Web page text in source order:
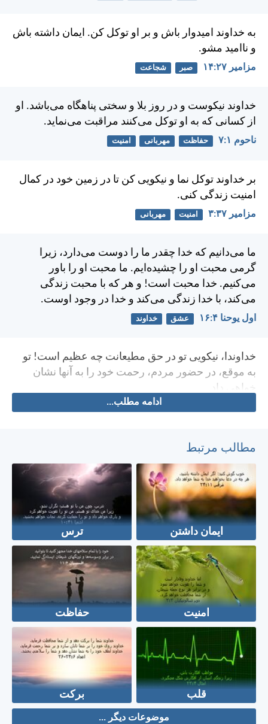
به خداوند اميدوار باش و بر او توكل كن. ايمان داشته باش
و نااميد مشو.
مزامير ۲۷:‏۱۴ صبر شجاعت
خداوند نيکوست و در روز بلا و سختی پناهگاه می‌باشد. او
از کسانی که به او توکل می‌کنند مراقبت می‌نمايد.
ناحوم ۱:‏۷ حفاظت مهربانی امنیت
بر خداوند توكل نما و نيكويی كن تا در زمين خود در كمال
امنيت زندگی كنی.
مزامير ۳۷:‏۳ امنیت مهربانی
ما می‌دانيم كه خدا چقدر ما را دوست می‌دارد، زيرا
گرمی محبت او را چشيده‌ايم. ما محبت او را باور
می‌كنيم. خدا محبت است! و هر كه با محبت زندگی
می‌كند، با خدا زندگی می‌كند و خدا در وجود اوست.
اول يوحنا ۴:‏۱۶ عشق خداوند
خداوندا، نيكويی تو در حق مطيعانت چه عظيم است! تو
به موقع، در حضور مردم، رحمت خود را به آنها نشان
خواهی داد.
ادامه مطلب...
مطالب مرتبط
ایمان داشتن ترس
امنیت حفاظت
قلب برکت
موضوعات دیگر ...